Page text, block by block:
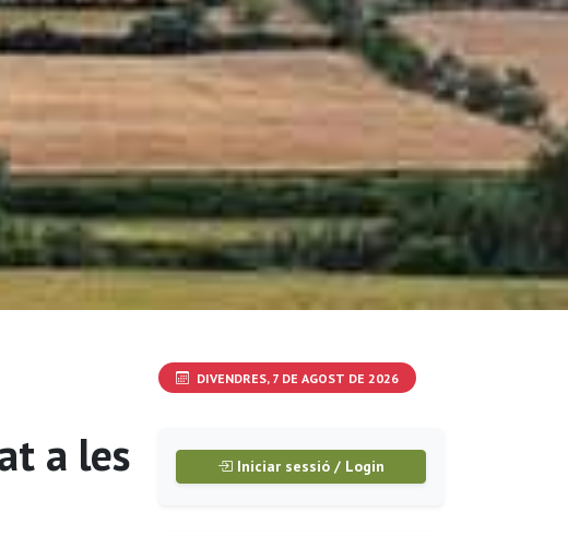
a les
DIVENDRES, 7 DE AGOST DE 2026
Iniciar sessió / Login